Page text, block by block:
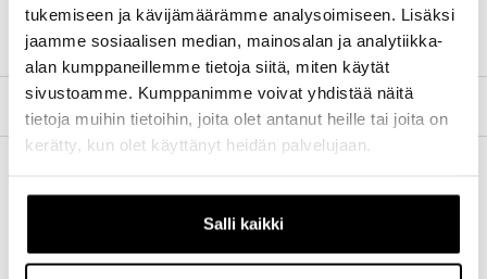
tukemiseen ja kävijämäärämme analysoimiseen. Lisäksi
jaamme sosiaalisen median, mainosalan ja analytiikka-
alan kumppaneillemme tietoja siitä, miten käytät
sivustoamme. Kumppanimme voivat yhdistää näitä
tietoja muihin tietoihin, joita olet antanut heille tai joita on
kerätty, kun olet käyttänyt heidän palvelujaan.
Salli kaikki
FC-MT610
FC-MT600
TILAUS JA MAKSUTAVAT